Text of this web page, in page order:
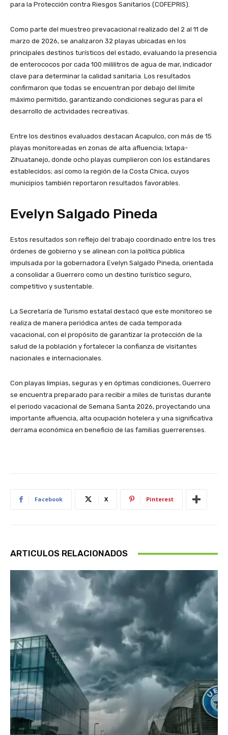
para la Protección contra Riesgos Sanitarios (COFEPRIS).
Como parte del muestreo prevacacional realizado del 2 al 11 de
marzo de 2026, se analizaron 32 playas ubicadas en los
principales destinos turísticos del estado, evaluando la presencia
de enterococos por cada 100 mililitros de agua de mar, indicador
clave para determinar la calidad sanitaria. Los resultados
confirmaron que todas se encuentran por debajo del límite
máximo permitido, garantizando condiciones seguras para el
desarrollo de actividades recreativas.
Entre los destinos evaluados destacan Acapulco, con más de 15
playas monitoreadas en zonas de alta afluencia; Ixtapa-
Zihuatanejo, donde ocho playas cumplieron con los estándares
establecidos; así como la región de la Costa Chica, cuyos
municipios también reportaron resultados favorables.
Evelyn Salgado Pineda
Estos resultados son reflejo del trabajo coordinado entre los tres
órdenes de gobierno y se alinean con la política pública
impulsada por la gobernadora Evelyn Salgado Pineda, orientada
a consolidar a Guerrero como un destino turístico seguro,
competitivo y sustentable.
La Secretaría de Turismo estatal destacó que este monitoreo se
realiza de manera periódica antes de cada temporada
vacacional, con el propósito de garantizar la protección de la
salud de la población y fortalecer la confianza de visitantes
nacionales e internacionales.
Con playas limpias, seguras y en óptimas condiciones, Guerrero
se encuentra preparado para recibir a miles de turistas durante
el periodo vacacional de Semana Santa 2026, proyectando una
importante afluencia, alta ocupación hotelera y una significativa
derrama económica en beneficio de las familias guerrerenses.
Facebook X Pinterest
ARTICULOS RELACIONADOS